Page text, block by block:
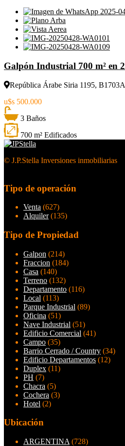
Galpón Industrial 700 m² en
República Árabe Siria 1195,
u$s 500.000
3 Baños
700 m² Edificados
© J.P.Stella Inversiones inmobiliarias
Tipo de operación
Venta (627)
Alquiler(135)
Tipo de Propiedad
Galpon (214)
Fraccion (184)
Casa (140)
Terreno (132)
Departamento (116)
Local (113)
Parque Industrial (89)
Oficina (51)
Nave Industrial (51)
Edificio Comercial (41)
Campo (35)
Barrio Cerrado / Country (34)
Edificio Departamentos (12)
Duplex (11)
PH (7)
Chacra (5)
Cochera (3)
Hotel (2)
Ubicación
ARGENTINA (728)